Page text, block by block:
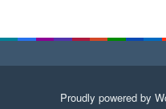
Proudly powered by